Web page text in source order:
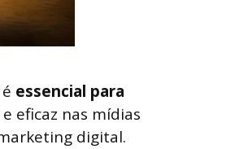
essencial para
e eficaz nas mídias
digital.